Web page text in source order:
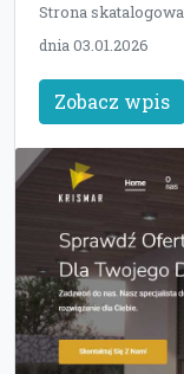
Strona
dnia 03.01.2026
Zobacz wpis